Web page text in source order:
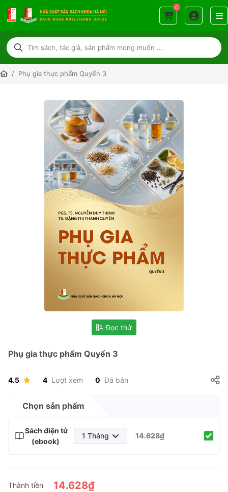
0
Phụ gia thực phẩm Quyển 3
Đọc thử
Phụ gia thực phẩm Quyển 3
4.5 4 Lượt xem 0 Đã bán
Chọn sản phẩm
Sách điện tử
(ebook)
1 Tháng
6 Tháng
14.628₫
Thành tiền 14.628₫